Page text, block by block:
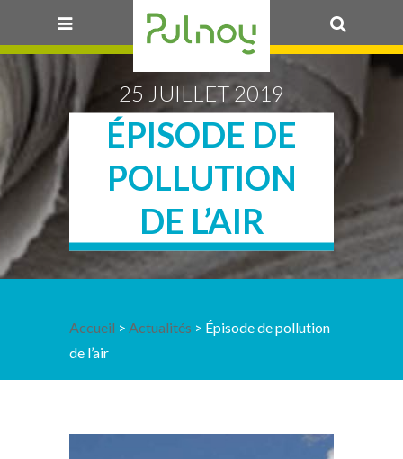
25 JUILLET 2019
ÉPISODE DE
POLLUTION
DE L’AIR
Accueil >Actualités > Épisode de pollution
de l’air